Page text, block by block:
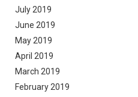
July 2019
June 2019
May 2019
April 2019
March 2019
February 2019